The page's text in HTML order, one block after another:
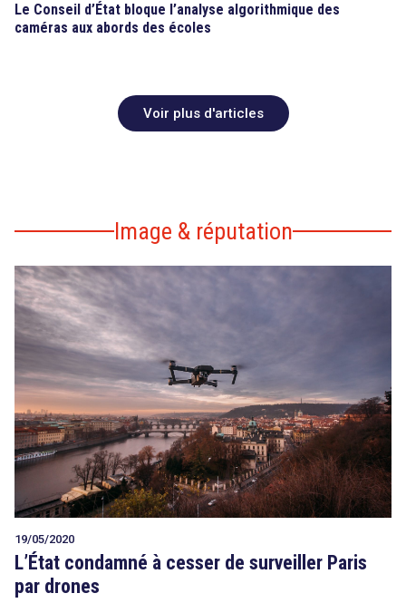
Le Conseil d’État bloque l’analyse algorithmique des
caméras aux abords des écoles
Voir plus d'articles
Image & réputation
19/05/2020
L’État condamné à cesser de surveiller Paris
par drones